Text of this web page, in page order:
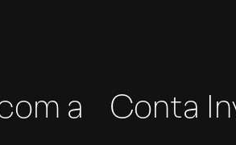
a Conta